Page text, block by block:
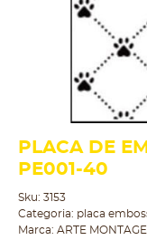
PLACA DE
PE001-40
Sku: 3153
Categoria: placa
Marca: ARTE